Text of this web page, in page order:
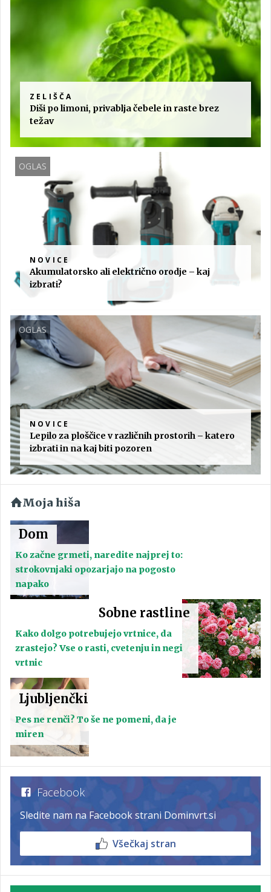
ZELIŠČA
Diši po limoni, privablja čebele in raste brez
težav
OGLAS
NOVICE
Akumulatorsko ali električno orodje – kaj
izbrati?
OGLAS
NOVICE
Lepilo za ploščice v različnih prostorih – katero
izbrati in na kaj biti pozoren
Moja hiša
Dom
Ko začne grmeti, naredite najprej to:
strokovnjaki opozarjajo na pogosto
napako
Sobne rastline
Kako dolgo potrebujejo vrtnice, da
zrastejo? Vse o rasti, cvetenju in negi
vrtnic
Ljubljenčki
Pes ne renči? To še ne pomeni, da je
miren
Facebook
Sledite nam na Facebook strani Dominvrt.si
Všečkaj stran